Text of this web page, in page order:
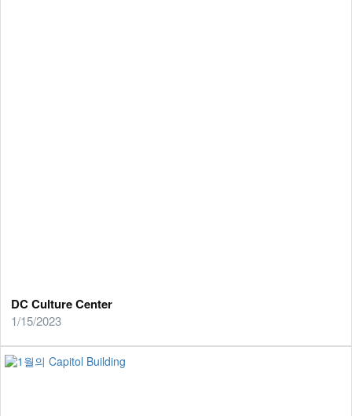
DC Culture Center
1/15/2023